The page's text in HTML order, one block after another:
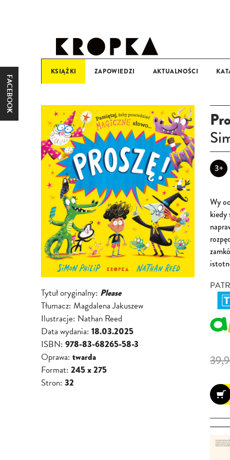
KSIĄŻKI ZAPOWIEDZI AKTUALNOŚCI
FACEBOOK
Tytuł oryginalny: Please
Tłumacz: Magdalena Jakuszew
Ilustracje: Nathan Reed
Data wydania: 18.03.2025
ISBN: 978-83-68265-58-3
Oprawa: twarda
Format: 245 x 275
Stron: 32
3+
Wy
kiedy